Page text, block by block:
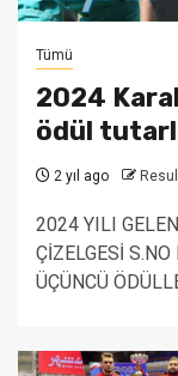
Tümü
2024
ödül
2 yıl ago
2024 YILI
ÇİZELGESİ
ÜÇÜNCÜ